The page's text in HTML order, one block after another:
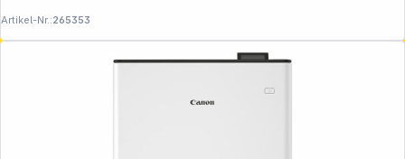
Artikel-Nr.:265353